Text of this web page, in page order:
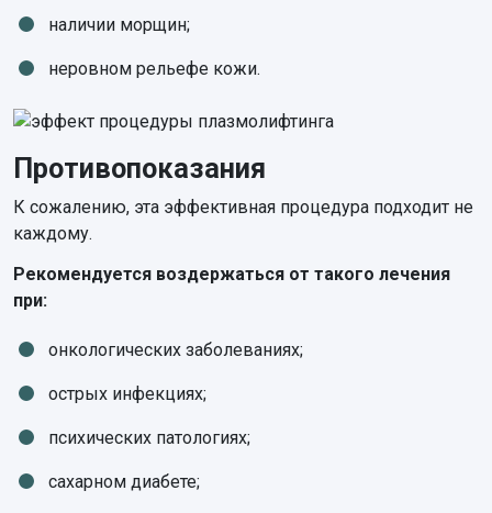
наличии морщин;
неровном рельефе кожи.
Противопоказания
К сожалению, эта эффективная процедура подходит не
каждому.
Рекомендуется воздержаться от такого лечения
при:
онкологических заболеваниях;
острых инфекциях;
психических патологиях;
сахарном диабете;